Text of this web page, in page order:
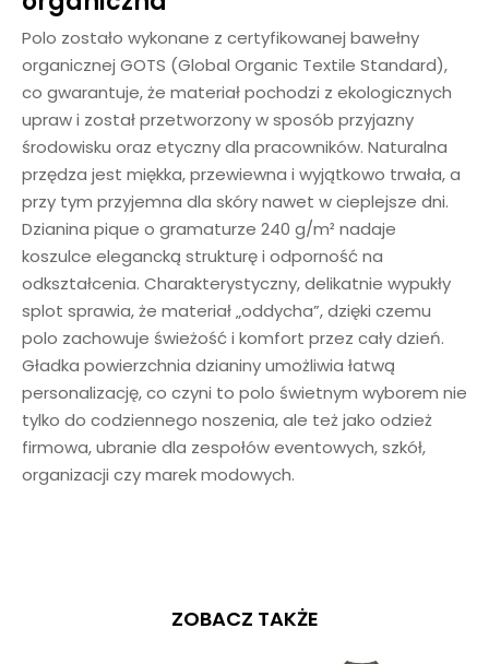
Polo zostało wykonane z certyfikowanej bawełny
organicznej GOTS (Global Organic Textile Standard),
co gwarantuje, że materiał pochodzi z ekologicznych
upraw i został przetworzony w sposób przyjazny
środowisku oraz etyczny dla pracowników. Naturalna
przędza jest miękka, przewiewna i wyjątkowo trwała, a
przy tym przyjemna dla skóry nawet w cieplejsze dni.
Dzianina pique o gramaturze 240 g/m² nadaje
koszulce elegancką strukturę i odporność na
odkształcenia. Charakterystyczny, delikatnie wypukły
splot sprawia, że materiał „oddycha”, dzięki czemu
polo zachowuje świeżość i komfort przez cały dzień.
Gładka powierzchnia dzianiny umożliwia łatwą
personalizację, co czyni to polo świetnym wyborem nie
tylko do codziennego noszenia, ale też jako odzież
firmowa, ubranie dla zespołów eventowych, szkół,
organizacji czy marek modowych.
ZOBACZ TAKŻE